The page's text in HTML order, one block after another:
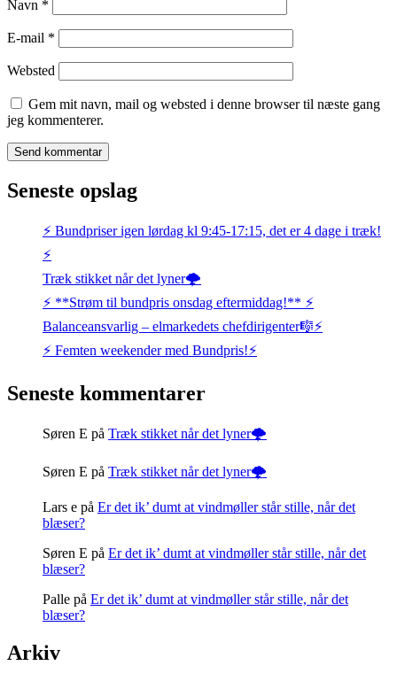
Navn *
E-mail *
Websted
Gem mit navn, mail og websted i denne browser til næste gang
jeg kommenterer.
Seneste opslag
⚡️ Bundpriser igen lørdag kl 9:45-17:15, det er 4 dage i træk!
⚡️
Træk stikket når det lyner🌩️
⚡️ **Strøm til bundpris onsdag eftermiddag!** ⚡️
Balanceansvarlig – elmarkedets chefdirigenter🎼⚡
⚡️ Femten weekender med Bundpris!⚡️
Seneste kommentarer
Søren E på Træk stikket når det lyner🌩️
Søren E på Træk stikket når det lyner🌩️
Lars e på Er det ik’ dumt at vindmøller står stille, når det
blæser?
Søren E på Er det ik’ dumt at vindmøller står stille, når det
blæser?
Palle på Er det ik’ dumt at vindmøller står stille, når det
blæser?
Arkiv